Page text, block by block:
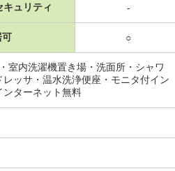
キュリティ -
可 ○
室内洗濯機置き場・洗面所・シャワ
ッサ・温水洗浄便座・モニタ付イン
ンターネット無料